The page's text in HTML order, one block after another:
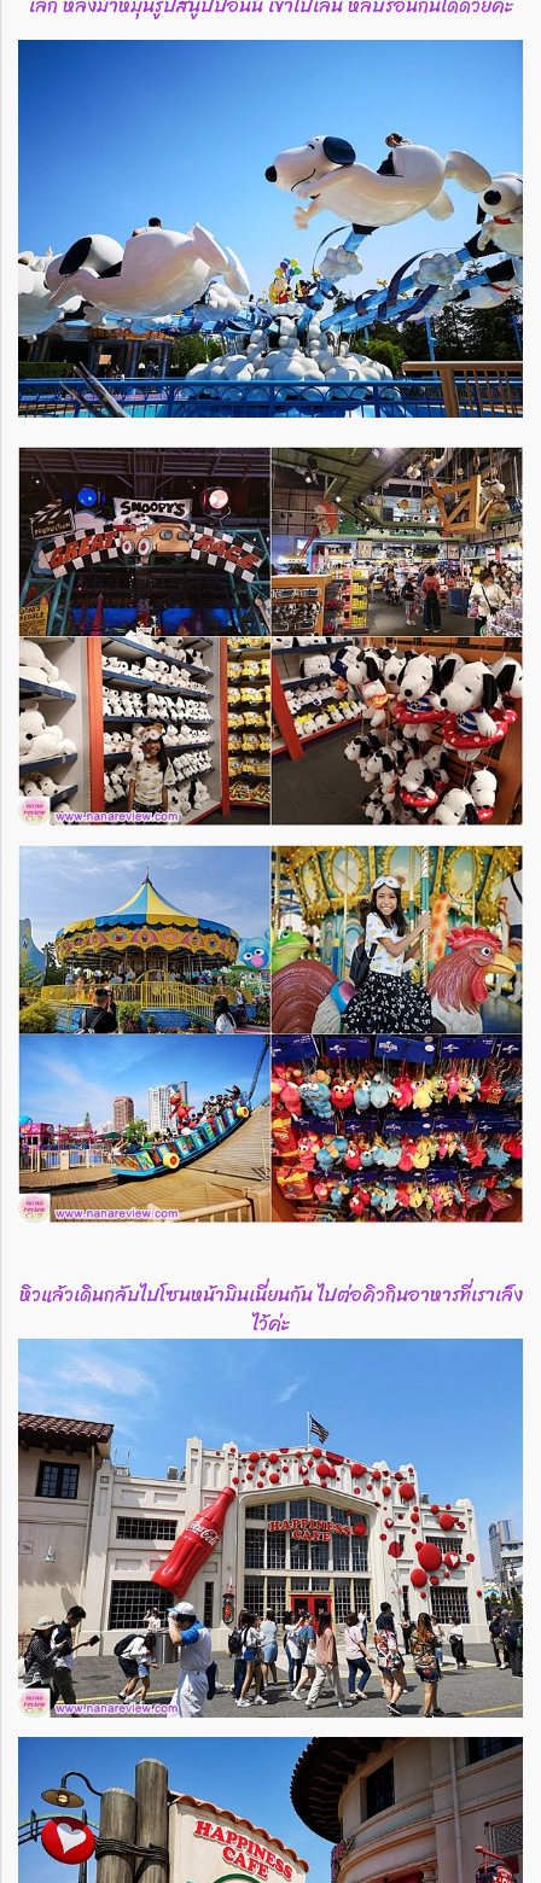
หิวแล้วเดินกลับไปโซนหน้ามินเนี่ยนกัน ไปต่อคิวกินอาหารที่เราเล็ง
ไว้ค่ะ